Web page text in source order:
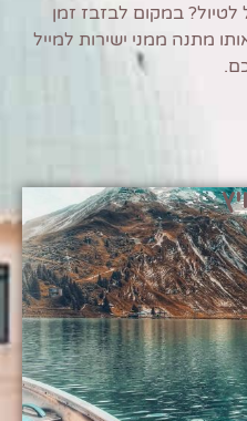
לטיול? במקום לבזבז זמן
מתנה ממני ישירות למייל